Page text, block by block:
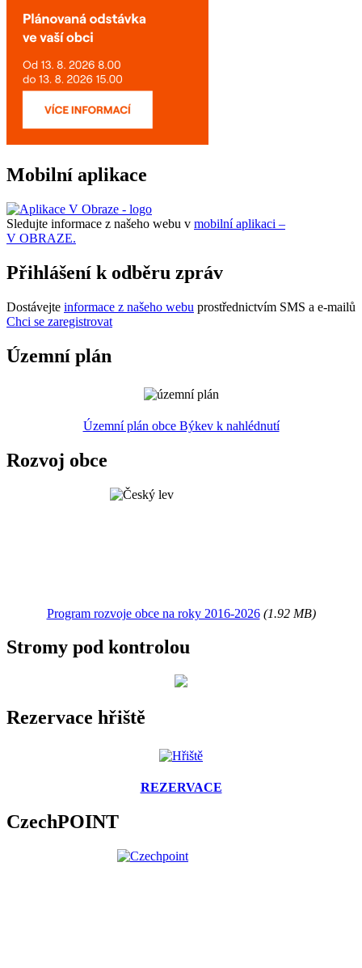
Mobilní aplikace
Sledujte informace z našeho webu v mobilní aplikaci –
V OBRAZE.
Přihlášení k odběru zpráv
Dostávejte informace z našeho webu prostřednictvím SMS a e-mailů
Chci se zaregistrovat
Územní plán
Územní plán obce Býkev k nahlédnutí
Rozvoj obce
Program rozvoje obce na roky 2016-2026(1.92 MB)
Stromy pod kontrolou
Rezervace hřiště
REZERVACE
CzechPOINT